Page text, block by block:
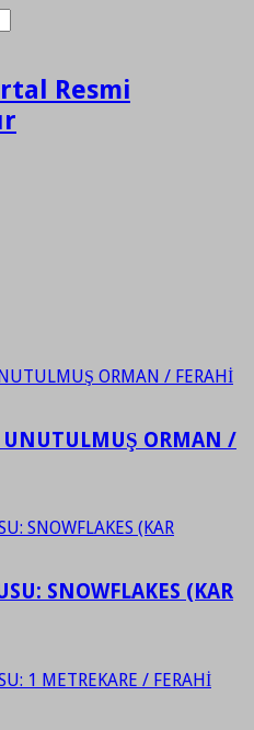
Resmi
UNUTULMUŞ ORMAN /
SNOWFLAKES (KAR